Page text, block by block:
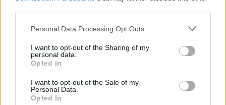
Personal Data Processing Opt Outs
I want to opt-out of the Sharing of my
personal data.
Opted In
I want to opt-out of the Sale of my
Personal Data.
Opted In
Puntos a favor y puntos en
contra
A continuación, vamos a listar algunos puntos a